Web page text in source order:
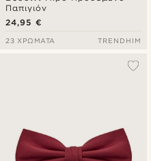
Παπιγιόν
24,95 €
23 ΧΡΏΜΑΤΑ TRENDHIM